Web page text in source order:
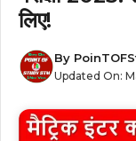
लिए!
By
Updated On: